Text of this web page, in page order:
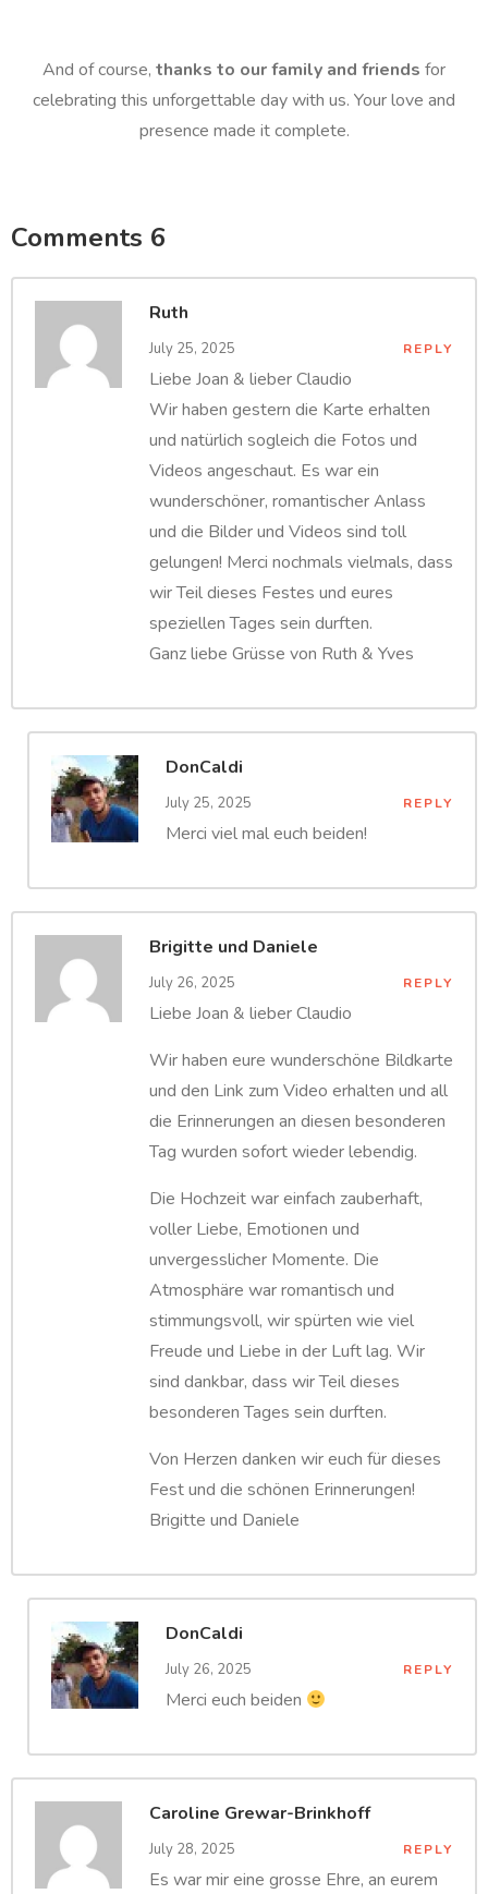
And of course, thanks to our family and friends for
celebrating this unforgettable day with us. Your love and
presence made it complete.
Comments 6
Ruth
July 25, 2025 REPLY
Liebe Joan & lieber Claudio
Wir haben gestern die Karte erhalten
und natürlich sogleich die Fotos und
Videos angeschaut. Es war ein
wunderschöner, romantischer Anlass
und die Bilder und Videos sind toll
gelungen! Merci nochmals vielmals, dass
wir Teil dieses Festes und eures
speziellen Tages sein durften.
Ganz liebe Grüsse von Ruth & Yves
DonCaldi
July 25, 2025 REPLY
Merci viel mal euch beiden!
Brigitte und Daniele
July 26, 2025 REPLY
Liebe Joan & lieber Claudio
Wir haben eure wunderschöne Bildkarte
und den Link zum Video erhalten und all
die Erinnerungen an diesen besonderen
Tag wurden sofort wieder lebendig.
Die Hochzeit war einfach zauberhaft,
voller Liebe, Emotionen und
unvergesslicher Momente. Die
Atmosphäre war romantisch und
stimmungsvoll, wir spürten wie viel
Freude und Liebe in der Luft lag. Wir
sind dankbar, dass wir Teil dieses
besonderen Tages sein durften.
Von Herzen danken wir euch für dieses
Fest und die schönen Erinnerungen!
Brigitte und Daniele
DonCaldi
July 26, 2025 REPLY
Merci euch beiden
Caroline Grewar-Brinkhoff
July 28, 2025 REPLY
Es war mir eine grosse Ehre, an eurem